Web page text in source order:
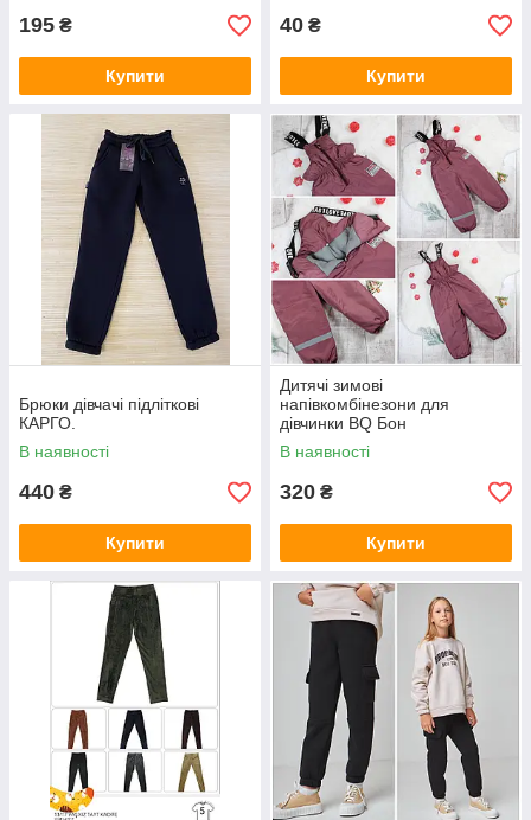
195 ₴
Купити
40 ₴
Купити
Брюки дівчачі підліткові
КАРГО.
В наявності
440 ₴
Купити
Дитячі зимові
напівкомбінезони для
дівчинки BQ Бон
В наявності
320 ₴
Купити